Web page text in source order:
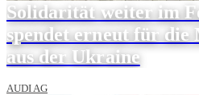
Solidarität weiter im
spendet erneut für die
aus der Ukraine
AUDI AG